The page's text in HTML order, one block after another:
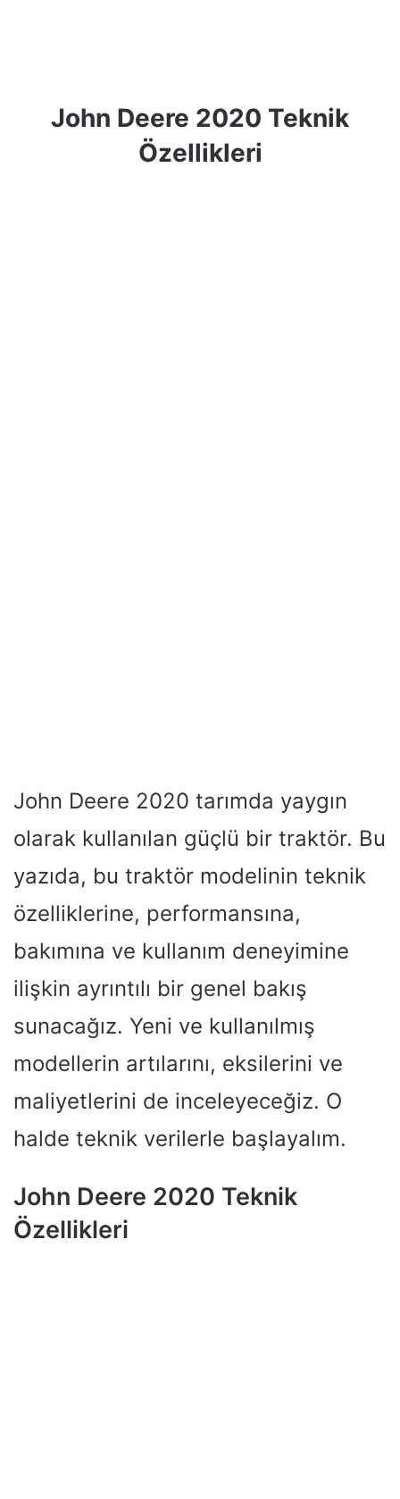
John Deere 2020 Teknik
Özellikleri
John Deere 2020 tarımda yaygın
olarak kullanılan güçlü bir traktör. Bu
yazıda, bu traktör modelinin teknik
özelliklerine, performansına,
bakımına ve kullanım deneyimine
ilişkin ayrıntılı bir genel bakış
sunacağız. Yeni ve kullanılmış
modellerin artılarını, eksilerini ve
maliyetlerini de inceleyeceğiz. O
halde teknik verilerle başlayalım.
John Deere 2020 Teknik
Özellikleri